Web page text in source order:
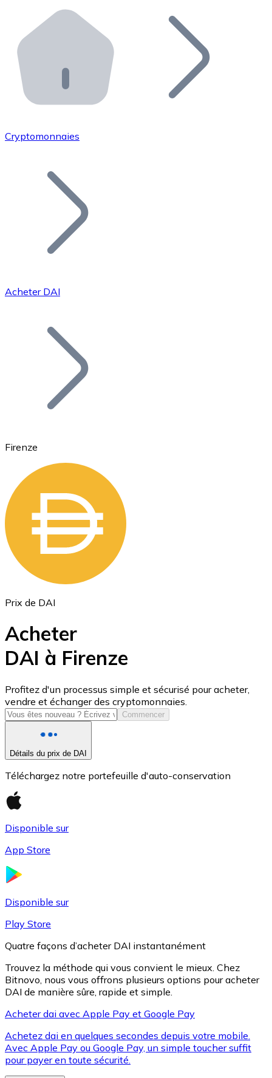
Distributeurs automatiques Bitnovo
Intégrez un ATM Bitnovo dans votre entreprise et
API Bitnovo
Intégrez notre API dans votre écosystème.
Rejoignez notre réseau de distributeurs et
Ajoutez le token de votre projet à notre service
Bitcoin
ETH
USD Coin
USDC
XRP
XRP
Cryptomonnaies
Acheter DAI
Firenze
Prix de DAI
Acheter
DAI à Firenze
Profitez d'un processus simple et sécurisé pour acheter,
vendre et échanger des cryptomonnaies.
Commencer
Détails du prix de DAI
Téléchargez notre portefeuille d'auto-conservation
Disponible sur
App Store
Disponible sur
Play Store
Quatre façons d’acheter DAI instantanément
Trouvez la méthode qui vous convient le mieux. Chez
Bitnovo, nous vous offrons plusieurs options pour acheter
DAI de manière sûre, rapide et simple.
Acheter dai avec Apple Pay et Google Pay
Achetez dai en quelques secondes depuis votre mobile.
Avec Apple Pay ou Google Pay, un simple toucher suffit
pour payer en toute sécurité.